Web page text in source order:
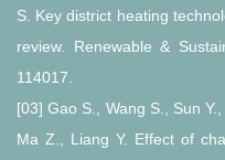
S. Key district heating
review. Renewable &
114017.
[03]Gao S., Wang S., Sun
Ma Z., Liang Y. Effect of